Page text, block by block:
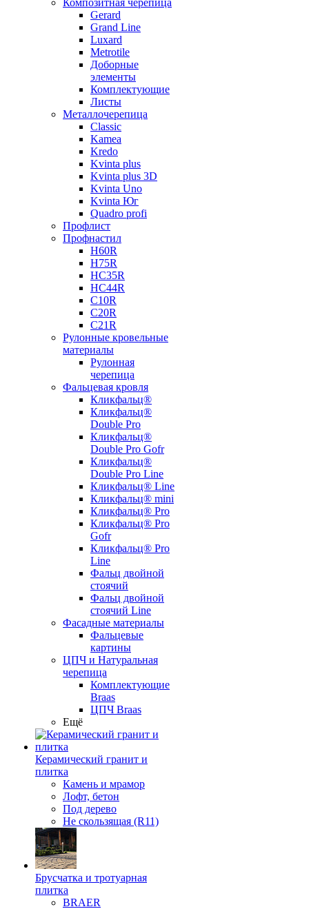
Композитная черепица
Gerard
Grand Line
Luxard
Metrotile
Доборные
элементы
Комплектующие
Листы
Металлочерепица
Classic
Kamea
Kredo
Kvinta plus
Kvinta plus 3D
Kvinta Uno
Kvinta Юг
Quadro profi
Профлист
Профнастил
Н60R
Н75R
НС35R
НС44R
С10R
С20R
С21R
Рулонные кровельные
материалы
Рулонная
черепица
Фальцевая кровля
Кликфальц®
Кликфальц®
Double Pro
Кликфальц®
Double Pro Gofr
Кликфальц®
Double Pro Line
Кликфальц® Line
Кликфальц® mini
Кликфальц® Pro
Кликфальц® Pro
Gofr
Кликфальц® Pro
Line
Фальц двойной
стоячий
Фальц двойной
стоячий Line
Фасадные материалы
Фальцевые
картины
ЦПЧ и Натуральная
черепица
Комплектующие
Braas
ЦПЧ Braas
Ещё
Керамический гранит и
плитка
Камень и мрамор
Лофт, бетон
Под дерево
Не скользящая (R11)
Брусчатка и тротуарная
плитка
BRAER